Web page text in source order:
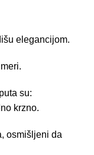
elegancijom.
su:
krzno.
osmišljeni da